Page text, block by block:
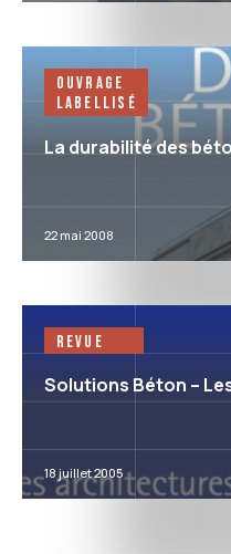
Ouvrage
Labellisé
La durabilité des
22 mai 2008
Revue
Solutions Béton –
18 juillet 2005